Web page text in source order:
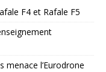
F4 et Rafale F5
menace l’Eurodrone